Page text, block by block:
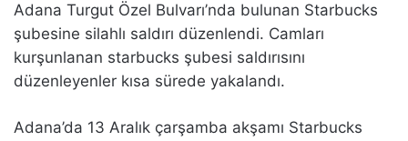
Adana Turgut Özel Bulvarı’nda bulunan Starbucks
şubesine silahlı saldırı düzenlendi. Camları
kurşunlanan starbucks şubesi saldırısını
düzenleyenler kısa sürede yakalandı.
Adana’da 13 Aralık çarşamba akşamı Starbucks